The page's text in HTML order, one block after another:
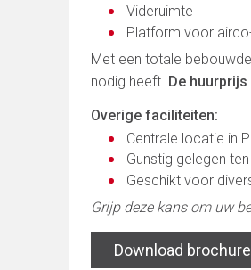
Videruimte
Platform voor
Met een totale
nodig heeft. De
Overige faciliteiten:
Centrale locatie in
Gunstig gelegen
Geschikt voor
Grijp deze kans om uw
Download brochure